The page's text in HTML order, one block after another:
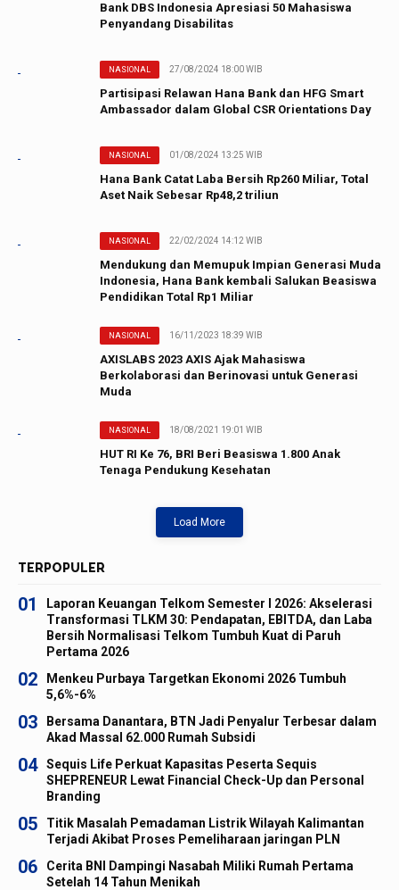
Bank DBS Indonesia Apresiasi 50 Mahasiswa
Penyandang Disabilitas
NASIONAL 27/08/2024 18:00 WIB
Partisipasi Relawan Hana Bank dan HFG Smart
Ambassador dalam Global CSR Orientations Day
NASIONAL 01/08/2024 13:25 WIB
Hana Bank Catat Laba Bersih Rp260 Miliar, Total
Aset Naik Sebesar Rp48,2 triliun
NASIONAL 22/02/2024 14:12 WIB
Mendukung dan Memupuk Impian Generasi Muda
Indonesia, Hana Bank kembali Salukan Beasiswa
Pendidikan Total Rp1 Miliar
NASIONAL 16/11/2023 18:39 WIB
AXISLABS 2023 AXIS Ajak Mahasiswa
Berkolaborasi dan Berinovasi untuk Generasi
Muda
NASIONAL 18/08/2021 19:01 WIB
HUT RI Ke 76, BRI Beri Beasiswa 1.800 Anak
Tenaga Pendukung Kesehatan
Load More
TERPOPULER
01
Laporan Keuangan Telkom Semester I 2026: Akselerasi
Transformasi TLKM 30: Pendapatan, EBITDA, dan Laba
Bersih Normalisasi Telkom Tumbuh Kuat di Paruh
Pertama 2026
02
Menkeu Purbaya Targetkan Ekonomi 2026 Tumbuh
5,6%-6%
03
Bersama Danantara, BTN Jadi Penyalur Terbesar dalam
Akad Massal 62.000 Rumah Subsidi
04
Sequis Life Perkuat Kapasitas Peserta Sequis
SHEPRENEUR Lewat Financial Check-Up dan Personal
Branding
05
Titik Masalah Pemadaman Listrik Wilayah Kalimantan
Terjadi Akibat Proses Pemeliharaan jaringan PLN
06
Cerita BNI Dampingi Nasabah Miliki Rumah Pertama
Setelah 14 Tahun Menikah